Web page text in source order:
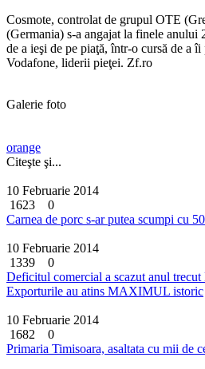
Cosmote, controlat de grupul OTE
(Germania) s-a angajat la finele anului
de a ieşi de pe piaţă, într-o cursă de a
Vodafone, liderii pieţei. Zf.ro
Galerie foto
orange
Citeşte şi...
10 Februarie 2014
1623
0
Carnea de porc s-ar putea scumpi cu
10 Februarie 2014
1339
0
Deficitul comercial a scazut anul
Exporturile au atins MAXIMUL istoric
10 Februarie 2014
1682
0
Primaria Timisoara, asaltata cu mii de